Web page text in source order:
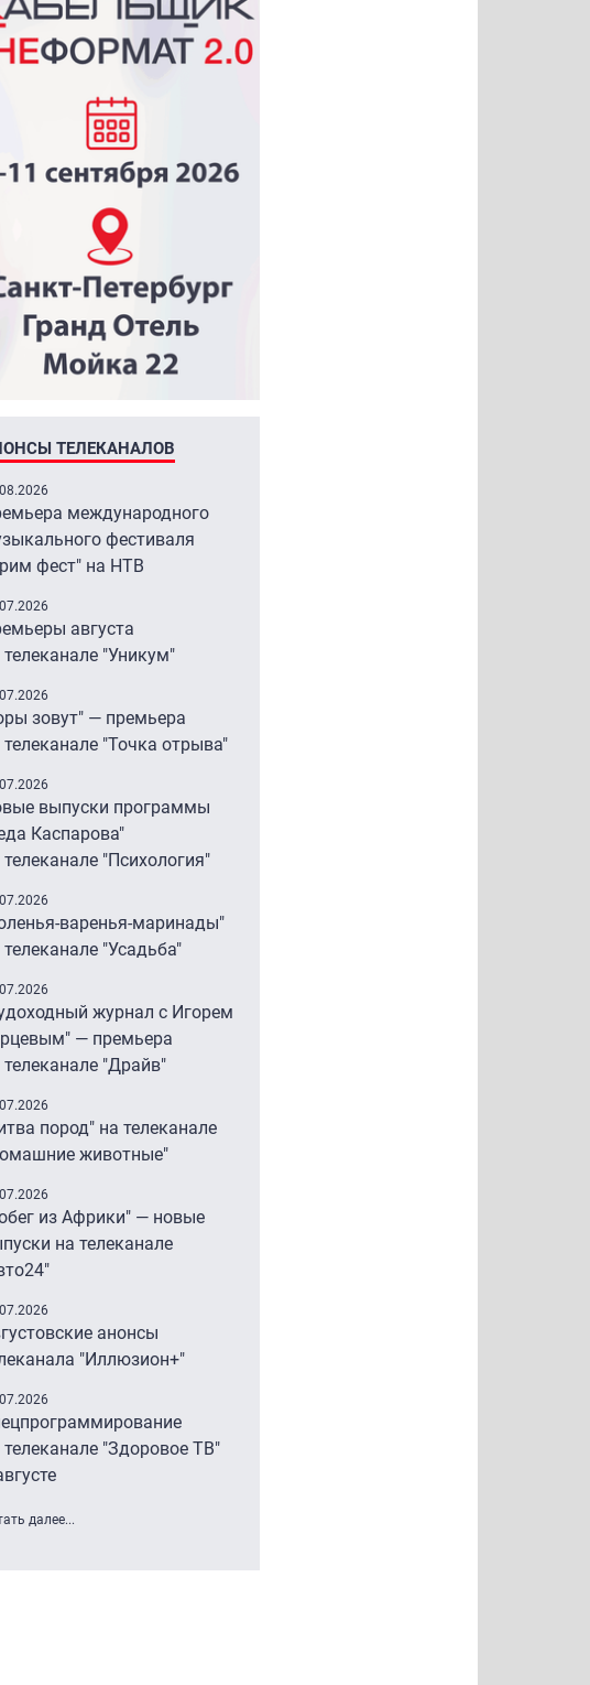
ТЕЛЕКАНАЛОВ
международного
фестиваля
фест" на НТВ
августа
телеканале "Уникум"
зовут" — премьера
телеканале "Точка отрыва"
выпуски программы
Каспарова"
телеканале "Психология"
варенья-маринады"
телеканале "Усадьба"
журнал с Игорем
— премьера
телеканале "Драйв"
пород" на телеканале
животные"
из Африки" — новые
на телеканале
анонсы
"Иллюзион+"
телеканале "Здоровое ТВ"
далее...